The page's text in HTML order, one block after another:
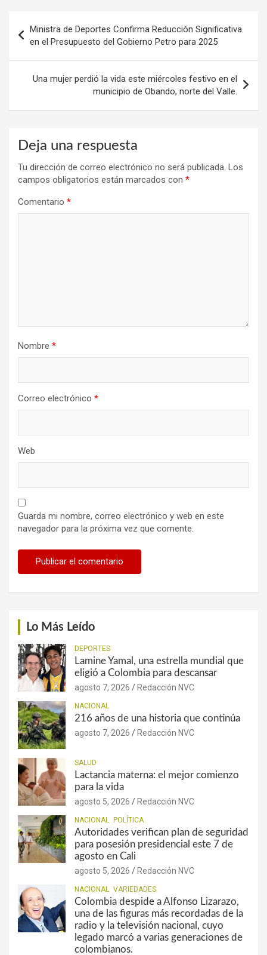
de
entradas
Ministra de Deportes Confirma Reducción Significativa
en el Presupuesto del Gobierno Petro para 2025
Una mujer perdió la vida este miércoles festivo en el
municipio de Obando, norte del Valle.
Deja una respuesta
Tu dirección de correo electrónico no será publicada. Los
campos obligatorios están marcados con *
Comentario *
Nombre *
Correo electrónico *
Web
Guarda mi nombre, correo electrónico y web en este
navegador para la próxima vez que comente.
Lo Más Leído
DEPORTES
Lamine Yamal, una estrella mundial que
eligió a Colombia para descansar
agosto 7, 2026 Redacción NVC
NACIONAL
216 años de una historia que continúa
agosto 7, 2026 Redacción NVC
SALUD
Lactancia materna: el mejor comienzo
para la vida
agosto 5, 2026 Redacción NVC
NACIONAL POLÍTICA
Autoridades verifican plan de seguridad
para posesión presidencial este 7 de
agosto en Cali
agosto 5, 2026 Redacción NVC
NACIONAL VARIEDADES
Colombia despide a Alfonso Lizarazo,
una de las figuras más recordadas de la
radio y la televisión nacional, cuyo
legado marcó a varias generaciones de
colombianos.